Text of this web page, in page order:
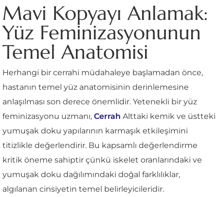
Mavi Kopyayı Anlamak:
Yüz Feminizasyonunun
Temel Anatomisi
Herhangi bir cerrahi müdahaleye başlamadan önce,
hastanın temel yüz anatomisinin derinlemesine
anlaşılması son derece önemlidir. Yetenekli bir yüz
feminizasyonu uzmanı, Cerrah Alttaki kemik ve üstteki
yumuşak doku yapılarının karmaşık etkileşimini
titizlikle değerlendirir. Bu kapsamlı değerlendirme
kritik öneme sahiptir çünkü iskelet oranlarındaki ve
yumuşak doku dağılımındaki doğal farklılıklar,
algılanan cinsiyetin temel belirleyicileridir.